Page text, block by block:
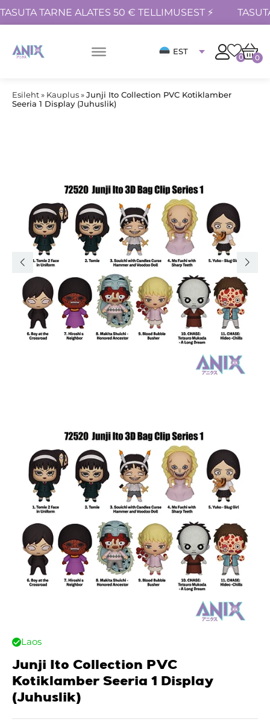
TASUTA TARNE ALATES 50 € TELLIMUSEST ⚡
EST
0 0
Esileht» Kauplus»Junji Ito Collection PVC Kotiklamber
Seeria 1 Display (Juhuslik)
Laos
Junji Ito Collection PVC
Kotiklamber Seeria 1 Display
(Juhuslik)